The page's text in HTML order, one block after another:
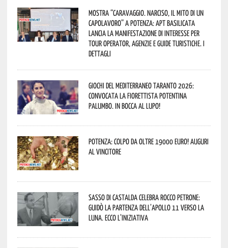
Mostra “Caravaggio. Narciso, il mito di un
capolavoro” a Potenza: APT Basilicata
lancia la manifestazione di interesse per
Tour Operator, Agenzie e Guide Turistiche. I
dettagli
Giochi del Mediterraneo Taranto 2026:
convocata la fiorettista potentina
Palumbo. In bocca al lupo!
Potenza: colpo da oltre 19000 Euro! Auguri
al vincitore
Sasso di Castalda celebra Rocco Petrone:
guidò la partenza dell’Apollo 11 verso la
Luna. Ecco l’iniziativa